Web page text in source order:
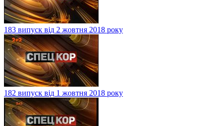
183 випуск від 2 жовтня 2018 року
182 випуск від 1 жовтня 2018 року